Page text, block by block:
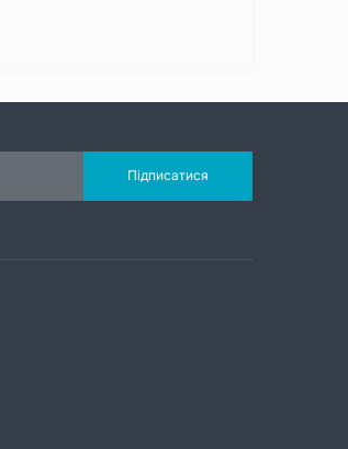
Підписатися